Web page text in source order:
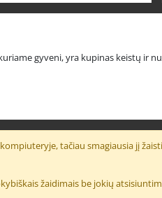
gyveni, yra kupinas keistų ir
tačiau smagiausia jį
žaidimais be jokių